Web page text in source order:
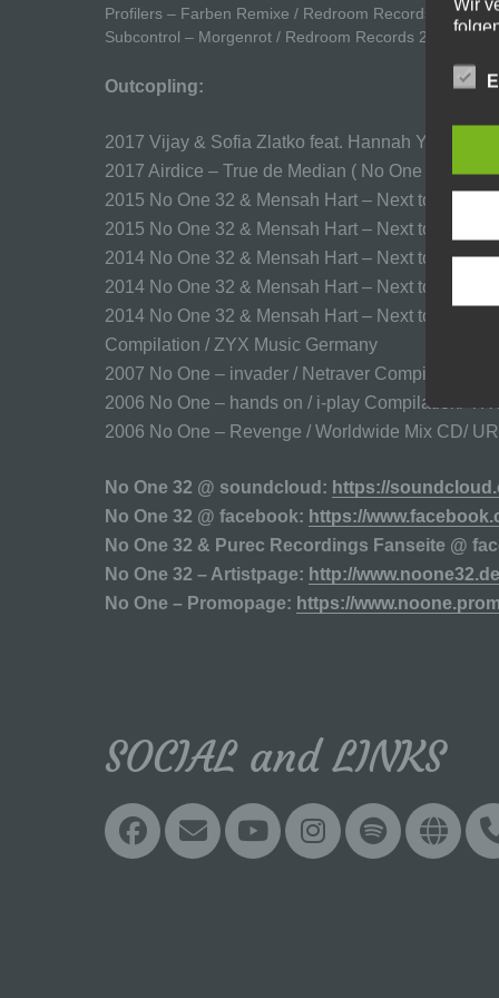
Profilers – Farben Remixe / Redroom Records 2003
Subcontrol – Morgenrot / Redroom Records 2003
Outcopling:
2017 Vijay & Sofia Zlatko feat. Hannah Young –
2017 Airdice – True de Median ( No One 32
2015 No One 32 & Mensah Hart – Next to You /
2015 No One 32 & Mensah Hart – Next to You /
2014 No One 32 & Mensah Hart – Next to You /
2014 No One 32 & Mensah Hart – Next to You /
2014 No One 32 & Mensah Hart – Next to You
Compilation / ZYX Music Germany
2007 No One – invader / Netraver Compilation /
2006 No One – hands on / i-play Compilation/
2006 No One – Revenge / Worldwide Mix CD/
No One 32 @ soundcloud: https://
No One 32 @ facebook: https://
No One 32 & Purec Recordings Fanseite @
No One 32 – Artistpage: http://www.noone32.de
No One – Promopage: https://
SOCIAL and LINKS
Facebook
EmailYouTube
Wir